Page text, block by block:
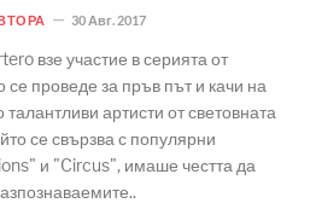
30 Авг. 2017
взе участие в серията от
се проведе за пръв път и качи на
артисти от световната
се свързва с популярни
и "Circus", имаше честта да